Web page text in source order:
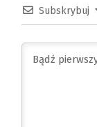
Subskrybuj